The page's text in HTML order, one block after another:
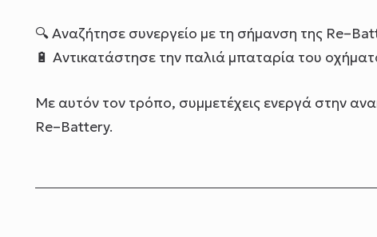
🔍Αναζήτησε συνεργείο με τη σήμανση της
🔋 Αντικατάστησε την παλιά μπαταρία του
Με αυτόν τον τρόπο, συμμετέχεις ενεργά στην
Re–Battery.